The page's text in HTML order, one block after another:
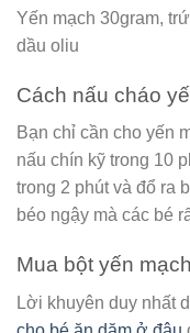
Yến mạch 30gram,
dầu oliu
Cách nấu cháo
Bạn chỉ cần cho yến
nấu chín kỹ trong 10
trong 2 phút và đổ ra
béo ngậy mà các bé
Mua bột yến
Lời khuyên duy nhất